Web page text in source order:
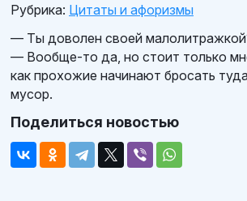
Рубрика: Цитаты и афоризмы
— Ты доволен своей
— Вообще-то да, но стоит только
как прохожие начинают бросать
мусор.
Поделиться новостью